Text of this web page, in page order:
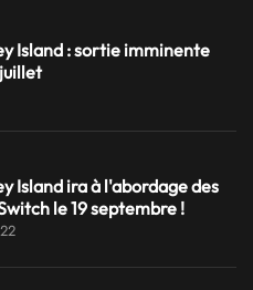
Island : sortie imminente
Island ira à l'abordage des
le 19 septembre !